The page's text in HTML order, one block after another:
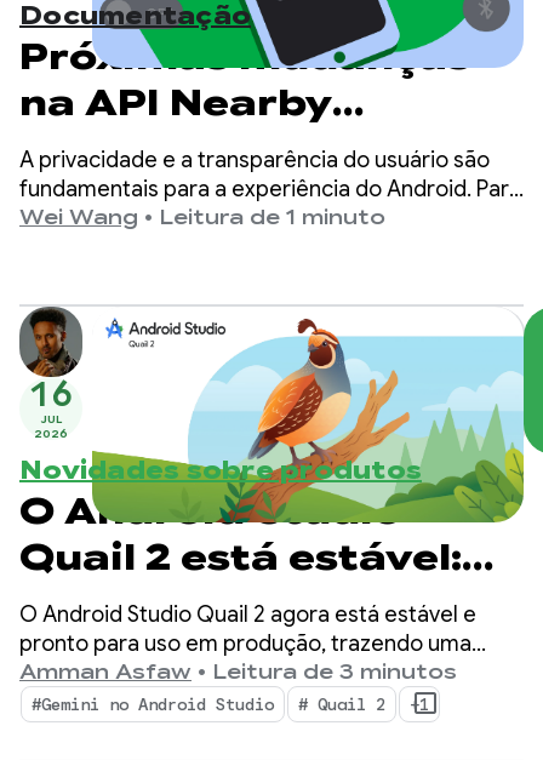
Documentação
Próximas mudanças
na API Nearby
Connections
A privacidade e a transparência do usuário são
fundamentais para a experiência do Android. Para
melhor alinhamento com esses princípios,
interação com rádios de dispositivos.
Wei Wang • Leitura de 1 minuto
16
JUL
2026
Novidades sobre produtos
O Android Studio
Quail 2 está estável:
faça várias tarefas
com o agente de IA do
Android Studio
O Android Studio Quail 2 agora está estável e
pronto para uso em produção, trazendo uma
mudança para seu ambiente de desenvolvimento
integrado com fluxos de trabalho de agentes
simultâneos, criação de perfis de vazamento de
Amman Asfaw • Leitura de 3 minutos
#Gemini no Android Studio # Quail 2 +1